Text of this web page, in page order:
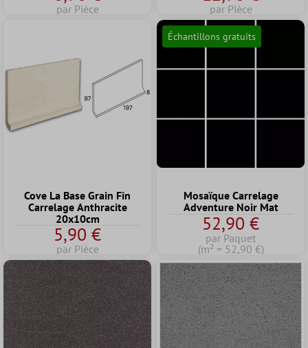
par Pièce par Pièce
Cove La Base Grain Fin
Carrelage Anthracite
20x10cm
5,90 €
par Pièce
Échantillons gratuits
Mosaïque Carrelage
Adventure Noir Mat
52,90 €
par Paquet
(m² = 52,90 €)